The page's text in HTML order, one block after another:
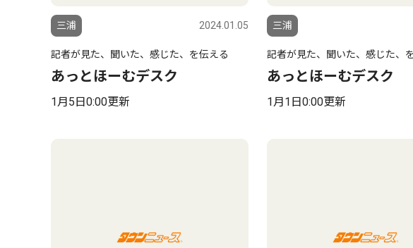
三浦 2024.01.05
記者が見た、聞いた、感じた、を伝える
あっとほーむデスク
1月5日0:00更新
三浦
記者が見た、聞いた、感じた、
あっとほーむデスク
1月1日0:00更新